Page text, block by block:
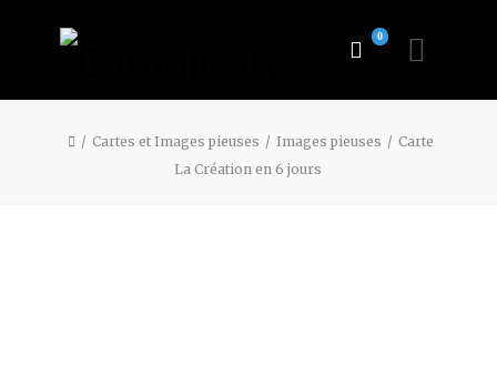
0
Cartes et Images pieuses Images pieuses
Carte
La Création en 6 jours